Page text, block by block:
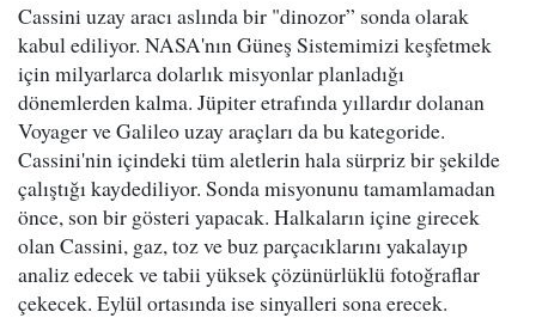
Cassini uzay aracı aslında bir "dinozor” sonda olarak
kabul ediliyor. NASA'nın Güneş Sistemimizi keşfetmek
için milyarlarca dolarlık misyonlar planladığı
dönemlerden kalma. Jüpiter etrafında yıllardır dolanan
Voyager ve Galileo uzay araçları da bu kategoride.
Cassini'nin içindeki tüm aletlerin hala sürpriz bir şekilde
çalıştığı kaydediliyor. Sonda misyonunu tamamlamadan
önce, son bir gösteri yapacak. Halkaların içine girecek
olan Cassini, gaz, toz ve buz parçacıklarını yakalayıp
analiz edecek ve tabii yüksek çözünürlüklü fotoğraflar
çekecek. Eylül ortasında ise sinyalleri sona erecek.